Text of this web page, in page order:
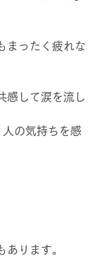
まったく疲れな
感して涙を流し
人の気持ちを感
ります。